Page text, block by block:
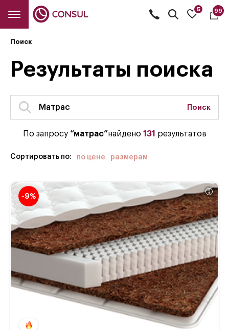
5 99
Поиск
Результаты поиска
Поиск
По запросу “матрас”найдено 131 результатов
Сортировать по: по цене размерам
-9%